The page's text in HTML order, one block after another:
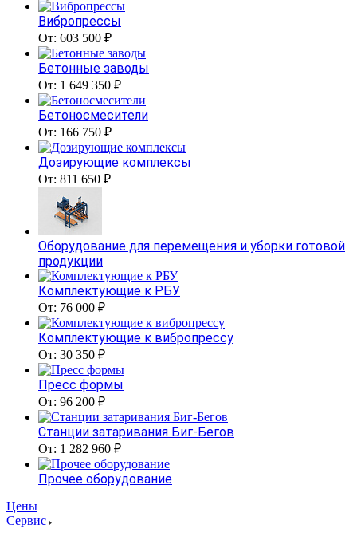
Вибропрессы
От: 603 500 ₽
Бетонные заводы
От: 1 649 350 ₽
Бетоносмесители
От: 166 750 ₽
Дозирующие комплексы
От: 811 650 ₽
Оборудование для перемещения и уборки готовой
продукции
Комплектующие к РБУ
От: 76 000 ₽
Комплектующие к вибропрессу
От: 30 350 ₽
Пресс формы
От: 96 200 ₽
Станции затаривания Биг-Бегов
От: 1 282 960 ₽
Прочее оборудование
Цены
Сервис